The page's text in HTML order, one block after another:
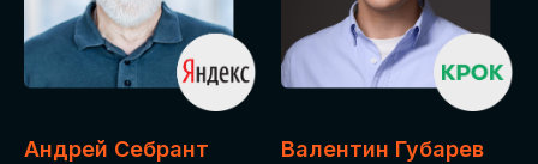
Андрей Себрант Валентин Губарев